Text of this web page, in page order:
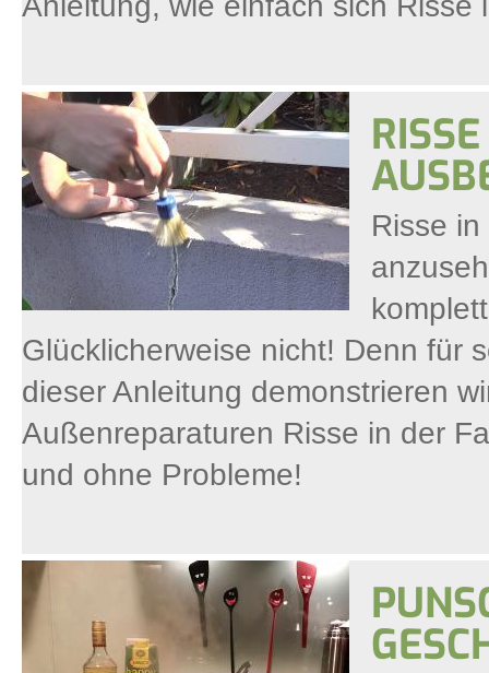
Risse
Glücklicherweise nicht! Denn für
dieser Anleitung demonstrieren
Außenreparaturen Risse in der
und ohne Probleme!